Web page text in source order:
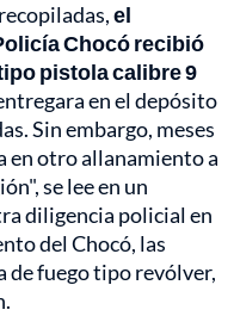
el
Chocó recibió
pistola calibre 9
en el depósito
Sin embargo, meses
en otro allanamiento a
se lee en un
diligencia policial en
del Chocó, las
de fuego tipo revólver,